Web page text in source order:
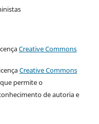
Creative Commons
Creative Commons
que permite o
de autoria e